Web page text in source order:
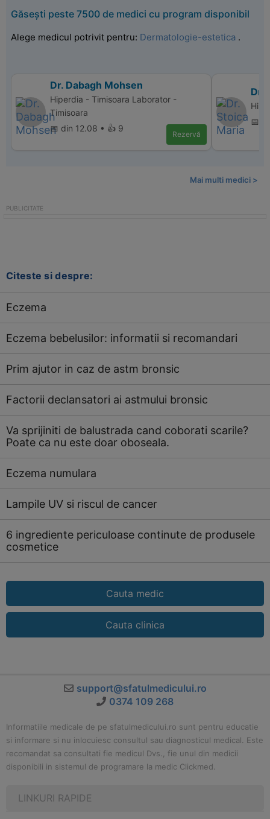
Găsești peste 7500 de medici cu program disponibil
Alege medicul potrivit pentru: Dermatologie-estetica .
Dr. Dabagh Mohsen
Hiperdia - Timisoara Laborator -
Timisoara
📅 din 12.08 • 👍 9
Rezervă
Dr.
📅
Mai multi medici >
Citeste si despre:
Eczema
Eczema bebelusilor: informatii si recomandari
Prim ajutor in caz de astm bronsic
Factorii declansatori ai astmului bronsic
Va sprijiniti de balustrada cand coborati scarile?
Poate ca nu este doar oboseala.
Eczema numulara
Lampile UV si riscul de cancer
6 ingrediente periculoase continute de produsele
cosmetice
Cauta medic
Cauta clinica
support@sfatulmedicului.ro
0374 109 268
Informatiile medicale de pe sfatulmedicului.ro sunt pentru educatie
si informare si nu inlocuiesc consultul sau diagnosticul medical. Este
recomandat sa consultati fie medicul Dvs., fie unul din medicii
disponibili in sistemul de programare la medic Clickmed.
LINKURI RAPIDE